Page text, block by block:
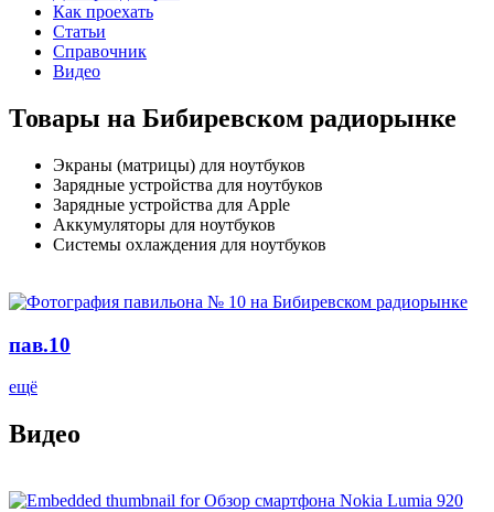
Как проехать
Статьи
Справочник
Видео
Товары на Бибиревском радиорынке
Экраны (матрицы) для ноутбуков
Зарядные устройства для ноутбуков
Зарядные устройства для Apple
Аккумуляторы для ноутбуков
Системы охлаждения для ноутбуков
пав.10
ещё
Видео